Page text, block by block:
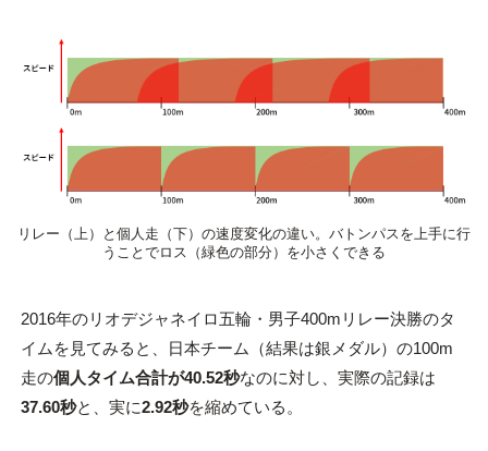
リレー（上）と個人走（下）の速度変化の違い。バトンパスを上手に行
うことでロス（緑色の部分）を小さくできる
2016年のリオデジャネイロ五輪・男子400mリレー決勝のタ
イムを見てみると、日本チーム（結果は銀メダル）の100m
走の個人タイム合計が40.52秒なのに対し、実際の記録は
37.60秒と、実に2.92秒を縮めている。